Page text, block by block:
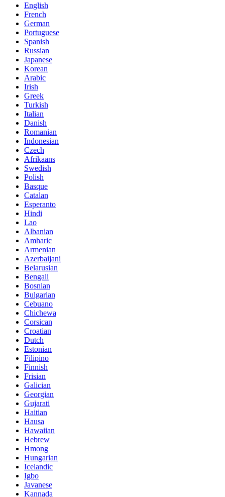
English
French
German
Portuguese
Spanish
Russian
Japanese
Korean
Arabic
Irish
Greek
Turkish
Italian
Danish
Romanian
Indonesian
Czech
Afrikaans
Swedish
Polish
Basque
Catalan
Esperanto
Hindi
Lao
Albanian
Amharic
Armenian
Azerbaijani
Belarusian
Bengali
Bosnian
Bulgarian
Cebuano
Chichewa
Corsican
Croatian
Dutch
Estonian
Filipino
Finnish
Frisian
Galician
Georgian
Gujarati
Haitian
Hausa
Hawaiian
Hebrew
Hmong
Hungarian
Icelandic
Igbo
Javanese
Kannada